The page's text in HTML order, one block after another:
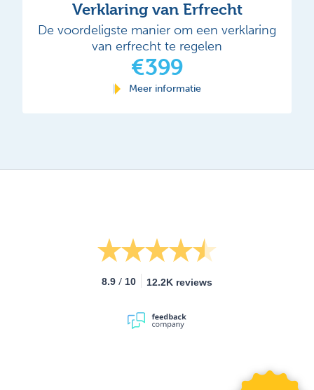
Verklaring van Erfrecht
De voordeligste manier om een verklaring
van erfrecht te regelen
€399
Meer informatie
8.9 / 10 12.2K reviews